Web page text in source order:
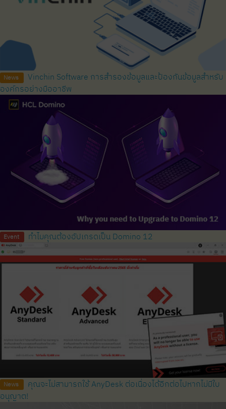
News
Vinchin Software การสำรองข้อมูลและป้องกันข้อมูลสำหรับ
องค์กรอย่างมืออาชีพ
Event ทำไมคุณต้องอัปเกรดเป็น Domino 12
News
คุณจะไม่สามารถใช้ AnyDesk ต่อเนื่องได้อีกต่อไปหากไม่มีใบ
อนุญาต!